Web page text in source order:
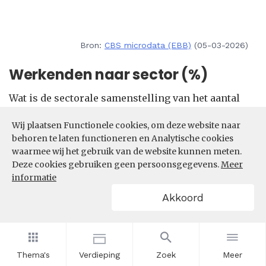
Thema's Verdieping Zoek Meer
Wij plaatsen Functionele cookies, om deze website naar
behoren te laten functioneren en Analytische cookies
waarmee wij het gebruik van de website kunnen meten.
Deze cookies gebruiken geen persoonsgegevens.Meer
informatie
Akkoord
Bron: CBS microdata (EBB) (05-03-2026)
Werkenden naar sector (%)
Wat is de sectorale samenstelling van het aantal
beroepen? In welke sectoren zijn de meeste
werkenden in de beroepsklasse Commerciële
beroepen actief?